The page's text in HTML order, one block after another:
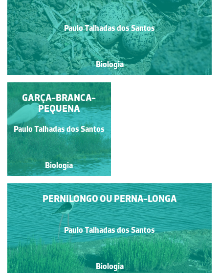
Paulo Talhadas dos Santos
Biologia
ÍBIS-PRETO
Paulo Talhadas dos Santos
Biologia
PERNILONGO OU PERNA-LONGA
Paulo Talhadas dos Santos
Biologia
GARÇA-BRANCA-
PEQUENA
Paulo Talhadas dos Santos
Biologia